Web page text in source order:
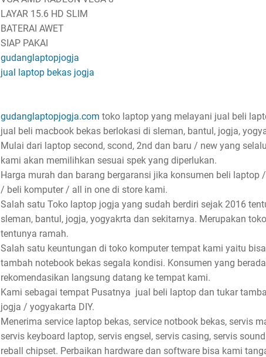
LAYAR 15.6 HD SLIM
BATERAI AWET
SIAP PAKAI
gudanglaptopjogja
jual laptop bekas jogja
gudanglaptopjogja.com toko laptop yang melayani jual beli
jual beli macbook bekas berlokasi di sleman, bantul, jogja,
Mulai dari laptop second, scond, 2nd dan baru / new yang
kami akan memilihkan sesuai spek yang diperlukan.
Harga murah dan barang bergaransi jika konsumen beli
/ beli komputer / all in one di store kami.
Salah satu Toko laptop jogja yang sudah berdiri sejak 2016
sleman, bantul, jogja, yogyakrta dan sekitarnya. Merupakan
tentunya ramah.
Salah satu keuntungan di toko komputer tempat kami yaitu
tambah notebook bekas segala kondisi. Konsumen yang
rekomendasikan langsung datang ke tempat kami.
Kami sebagai tempat Pusatnya jual beli laptop dan tukar
jogja / yogyakarta DIY.
Menerima service laptop bekas, service notbook bekas, servis
servis keyboard laptop, servis engsel, servis casing, servis
reball chipset. Perbaikan hardware dan software bisa kami